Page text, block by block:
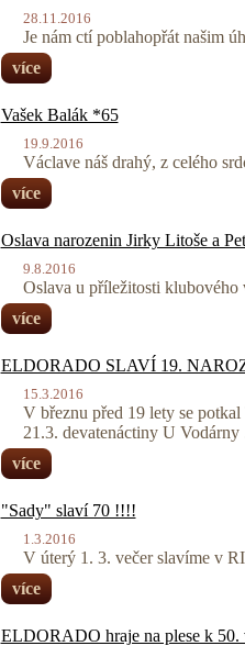
28.11.2016
Je nám ctí poblahopřát našim
více
Vašek Balák *65
19.9.2016
Václave náš drahý, z celého
více
Oslava narozenin Jirky Litoše a
9.8.2016
Oslava u příležitosti klubového
více
ELDORADO SLAVÍ 19.
15.3.2016
V březnu před 19 lety se
21.3. devatenáctiny U Vodárny
více
"Sady" slaví 70 !!!!
1.3.2016
V úterý 1. 3. večer slavíme v
více
ELDORADO hraje na plese k